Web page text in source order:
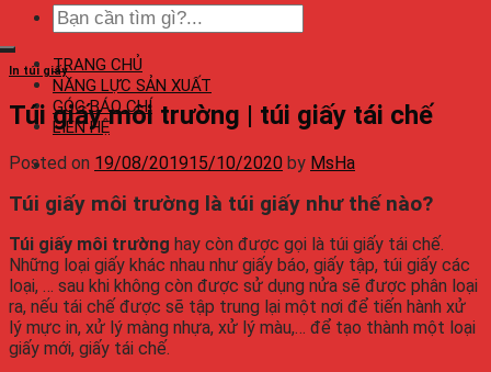
TRANG CHỦ
NĂNG LỰC SẢN XUẤT
GÓC BÁO CHÍ
LIÊN HỆ
In túi giấy
Túi giấy môi trường | túi giấy tái chế
Posted on 19/08/201915/10/2020 by MsHa
Túi giấy môi trường là túi giấy như thế nào?
Túi giấy môi trường hay còn được gọi là túi giấy tái chế.
Những loại giấy khác nhau như giấy báo, giấy tập, túi giấy các
loại, … sau khi không còn được sử dụng nửa sẽ được phân loại
ra, nếu tái chế được sẽ tập trung lại một nơi để tiến hành xử
lý mực in, xử lý màng nhựa, xử lý màu,… để tạo thành một loại
giấy mới, giấy tái chế.